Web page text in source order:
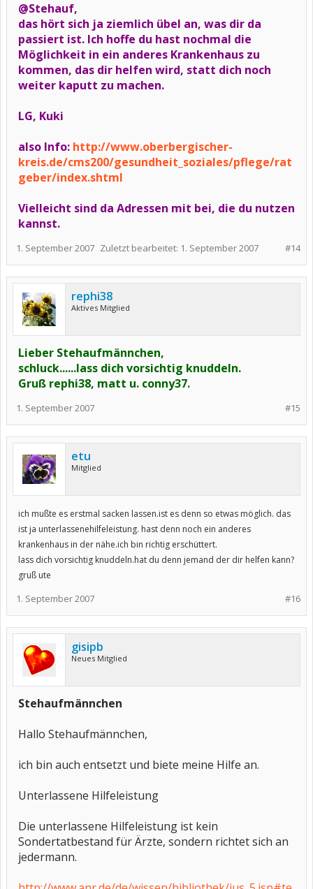
@Stehauf,
das hört sich ja ziemlich übel an, was dir da
passiert ist. Ich hoffe du hast nochmal die
Möglichkeit in ein anderes Krankenhaus zu
kommen, das dir helfen wird, statt dich noch
weiter kaputt zu machen.
LG, Kuki
also Info: http://www.oberbergischer-
kreis.de/cms200/gesundheit_soziales/pflege/rat
geber/index.shtml
Vielleicht sind da Adressen mit bei, die du nutzen
kannst.
#14
1. September 2007 Zuletzt bearbeitet: 1. September 2007
rephi38
Aktives Mitglied
Lieber Stehaufmännchen,
schluck......lass dich vorsichtig knuddeln.
Gruß rephi38, matt u. conny37.
#15
1. September 2007
etu
Mitglied
ich mußte es erstmal sacken lassen.ist es denn so etwas möglich. das
ist ja unterlassenehilfeleistung. hast denn noch ein anderes
krankenhaus in der nähe.ich bin richtig erschüttert.
lass dich vorsichtig knuddeln.hat du denn jemand der dir helfen kann?
gruß ute
#16
1. September 2007
gisipb
Neues Mitglied
Stehaufmännchen
Hallo Stehaufmännchen,
ich bin auch entsetzt und biete meine Hilfe an.
Unterlassene Hilfeleistung
Die unterlassene Hilfeleistung ist kein
Sondertatbestand für Ärzte, sondern richtet sich an
jedermann.